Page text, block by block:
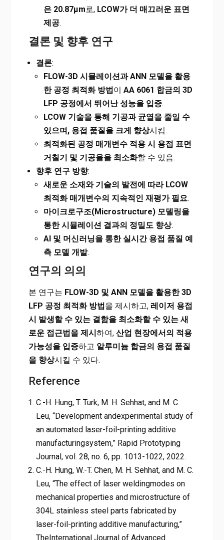
은 20.87μm로, LCOW가 더 매끄러운 표면
제공.
결론 및 향후 연구
결론:
FLOW-3D 시뮬레이션과 ANN 모델을 활용
한 공정 최적화 방법이 AA 6061 합금의 3D
LFP 공정에서 뛰어난 성능을 입증.
LCOW 기술을 통해 기공과 균열을 줄일 수
있으며, 용접 품질을 크게 향상시킴.
최적화된 공정 매개변수 적용 시 용접 표면
거칠기 및 기공율을 최소화할 수 있음.
향후 연구 방향:
새로운 소재와 기술의 발전에 따라 LCOW
최적화 매개변수의 지속적인 재평가 필요.
마이크로구조(Microstructure) 모델링을
통한 시뮬레이션 결과의 정밀도 향상.
AI 및 머신러닝을 통한 실시간 용접 품질 예
측 모델 개발.
연구의 의의
본 연구는 FLOW-3D 및 ANN 모델을 활용한 3D
LFP 공정 최적화 방법을 제시하고, 레이저 용접
시 발생할 수 있는 결함을 최소화할 수 있는 새
로운 접근법을 제시하여, 산업 현장에서의 적용
가능성을 입증하고 알루미늄 합금의 용접 품질
을 향상시킬 수 있다​.
Reference
C.-H. Hung, T. Turk, M. H. Sehhat, and M. C.
Leu, “Development andexperimental study of
an automated laser-foil-printing additive
manufacturingsystem,” Rapid Prototyping
Journal, vol. 28, no. 6, pp. 1013-1022, 2022.
C.-H. Hung, W.-T. Chen, M. H. Sehhat, and M. C.
Leu, “The effect of laser weldingmodes on
mechanical properties and microstructure of
304L stainless steel parts fabricated by
laser-foil-printing additive manufacturing,”
TheInternational Journal of Advanced